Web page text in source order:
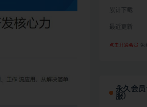
累计下载
最近更新
点击开通会员 免
永久会
服）